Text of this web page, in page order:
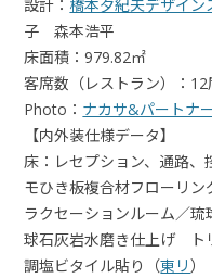
設計： 橋本夕紀夫デザイン
子 森本浩平
床面積：979.82㎡
客席数（レストラン）：12
Photo： ナカサ&パートナ
【内外装仕様データ】
床：レセプション、通路
モひき板複合材フローリ
ラクセーションルーム／
球石灰岩水磨き仕上げ ト
調塩ビタイル貼り（東リ）